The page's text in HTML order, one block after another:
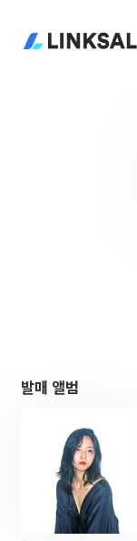
발매 앨범